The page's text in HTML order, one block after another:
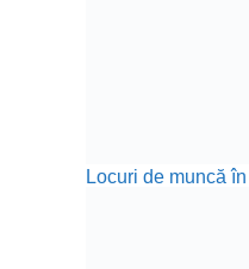
Locuri de muncă